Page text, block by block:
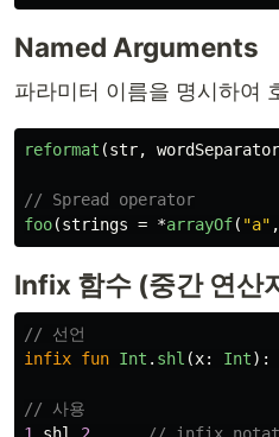
Named Arguments
파라미터 이름을 명시하여
reformat (str, wordSeparator
// Spread operator
foo(strings = *arrayOf( "a" ,
Infix 함수 (중간 연산
// 선언
infix fun Int . shl (x: Int):
// 사용